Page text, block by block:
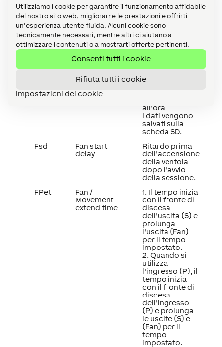
Utilizziamo i cookie per garantire il funzionamento affidabile
del nostro sito web, migliorarne le prestazioni e offrirti
un'esperienza utente fluida. Alcuni cookie sono
tecnicamente necessari, mentre altri ci aiutano a
ottimizzare i contenuti o a mostrarti offerte pertinenti.
Consenti tutti i cookie
Rifiuta tutti i cookie
Impostazioni dei cookie
del Miniserver.
Lo stato del
blocco
funzione viene
salvato:
- Al momento
nel Miniserver
- Ad un riavvio
programmato
- Prima di un
all'ora
I dati vengono
salvati sulla
scheda SD.
Fsd
Fan start
delay
Ritardo prima
dell'accensione
della ventola
dopo l'avvio
della sessione.
FPet
Fan /
Movement
extend time
1. Il tempo inizia
con il fronte di
discesa
dell'uscita (S) e
prolunga
l'uscita (Fan)
per il tempo
impostato.
2. Quando si
utilizza
l'ingresso (P), il
tempo inizia
con il fronte di
discesa
dell'ingresso
(P) e prolunga
le uscite (S) e
(Fan) per il
tempo
impostato.